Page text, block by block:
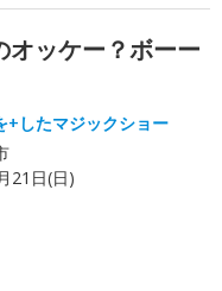
ッケー？ボーー
+したマジックショー
21日(日)